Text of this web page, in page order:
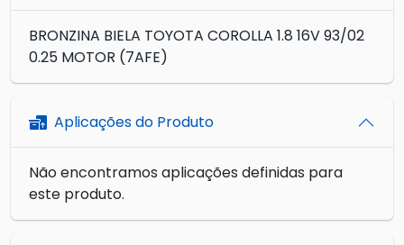
BRONZINA BIELA TOYOTA COROLLA 1.8 16V 93/02
0.25 MOTOR (7AFE)
Aplicações do Produto
Não encontramos aplicações definidas para
este produto.